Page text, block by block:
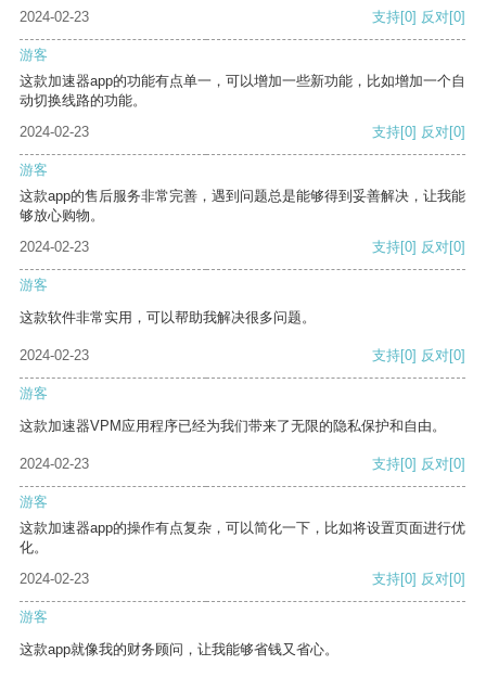
2024-02-23
支持[0] 反对[0]
游客
这款加速器app的功能有点单一，可以增加一些新功能，比如增加一个自
动切换线路的功能。
2024-02-23
支持[0] 反对[0]
游客
这款app的售后服务非常完善，遇到问题总是能够得到妥善解决，让我能
够放心购物。
2024-02-23
支持[0] 反对[0]
游客
这款软件非常实用，可以帮助我解决很多问题。
2024-02-23 支持[0] 反对[0]
游客
这款加速器VPM应用程序已经为我们带来了无限的隐私保护和自由。
2024-02-23 支持[0] 反对[0]
游客
这款加速器app的操作有点复杂，可以简化一下，比如将设置页面进行优
化。
2024-02-23
支持[0] 反对[0]
游客
这款app就像我的财务顾问，让我能够省钱又省心。